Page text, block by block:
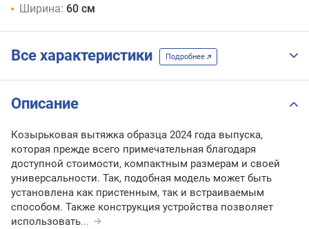
Ширина: 60 см
Все характеристики Подробнее
Описание
Козырьковая вытяжка образца 2024 года выпуска,
которая прежде всего примечательная благодаря
доступной стоимости, компактным размерам и своей
универсальности. Так, подобная модель может быть
установлена как пристенным, так и встраиваемым
способом. Также конструкция устройства позволяет
использовать...